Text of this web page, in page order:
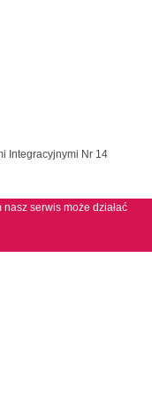
Integracyjnymi Nr 14
serwis może działać